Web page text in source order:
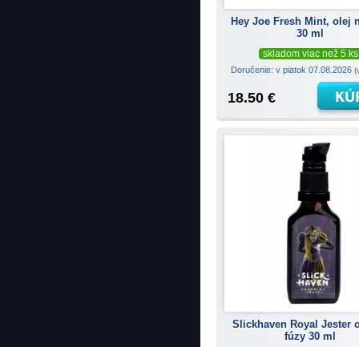
Hey Joe Fresh Mint, olej
30 ml
skladom viac než 5 ks
Doručenie: v piatok 07.08.2026
18.50 €
Slickhaven Royal Jester
fúzy 30 ml